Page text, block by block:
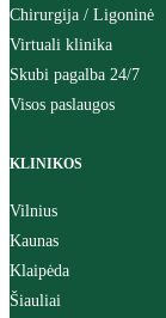
Chirurgija / Ligoninė
Virtuali klinika
Skubi pagalba 24/7
Visos paslaugos
KLINIKOS
Vilnius
Kaunas
Klaipėda
Šiauliai